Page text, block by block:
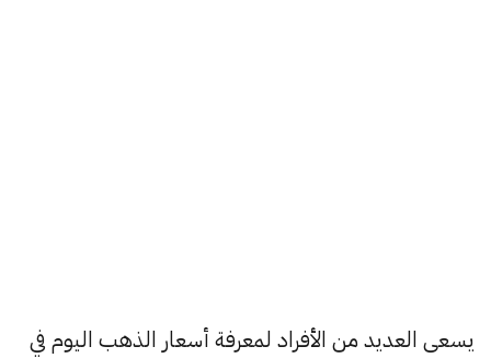
يسعى العديد من الأفراد لمعرفة أسعار الذهب اليوم في